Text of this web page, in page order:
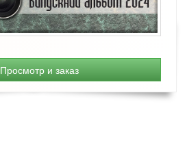
Просмотр и заказ